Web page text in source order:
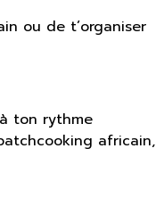
ou de t’organiser
ton rythme
africain,